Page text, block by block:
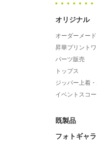
オリジナル
オーダーメー
昇華プリント
パーツ販売
トップス
ジッパー上着
イベントスコ
既製品
フォトギャ